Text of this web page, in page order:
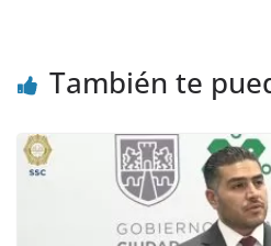
También te